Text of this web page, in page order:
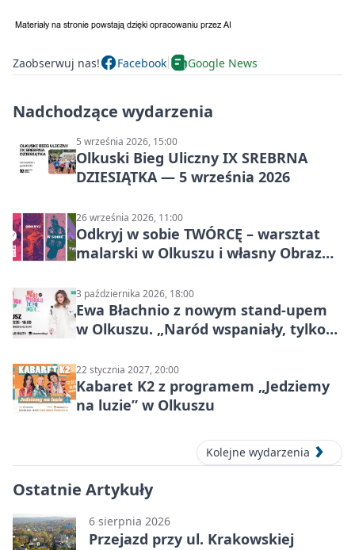
Zaobserwuj nas! Facebook Google News
Nadchodzące wydarzenia
5 września 2026, 15:00
Olkuski Bieg Uliczny IX SREBRNA
DZIESIĄTKA — 5 września 2026
26 września 2026, 11:00
Odkryj w sobie TWÓRCĘ – warsztat
malarski w Olkuszu i własny Obraz
3 października 2026, 18:00
Ewa Błachnio z nowym stand-upem
w Olkuszu. „Naród wspaniały, tylko
22 stycznia 2027, 20:00
Kabaret K2 z programem „Jedziemy
na luzie” w Olkuszu
Kolejne wydarzenia
Ostatnie Artykuły
6 sierpnia 2026
Przejazd przy ul. Krakowskiej